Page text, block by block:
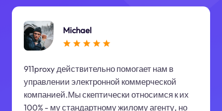
Michael
911proxy действительно помогает нам в
управлении электронной коммерческой
компанией.Мы скептически относимся к их
100% - му стандартному жилому агенту, но